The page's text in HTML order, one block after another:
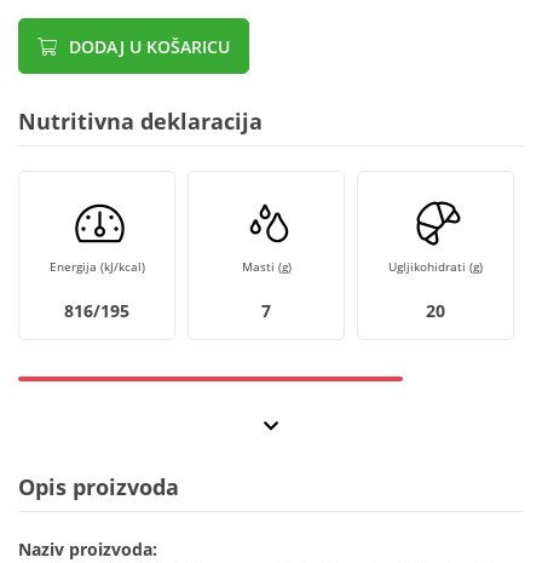
DODAJ U KOŠARICU
Nutritivna deklaracija
Energija (kJ/kcal)
816/195
Masti (g)
7
Ugljikohidrati (g)
20
Opis proizvoda
Naziv proizvoda: